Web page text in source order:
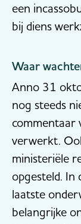
een
bij diens
Waar
Anno 31
nog steeds
commentaar
verwerkt.
ministeriële
opgesteld. In
laatste
belangrijke